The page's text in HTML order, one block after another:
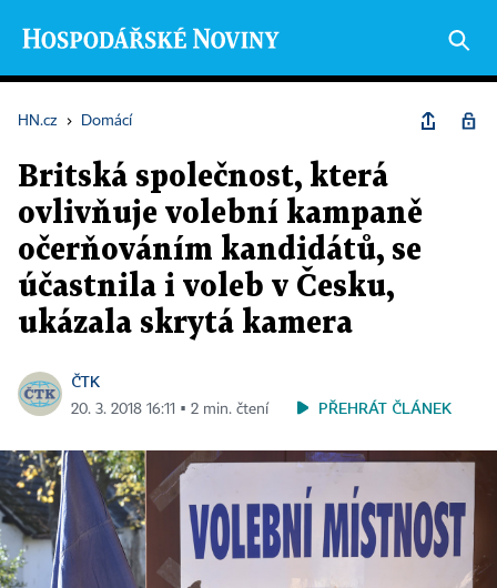
HN.cz › Domácí
Britská společnost, která
ovlivňuje volební kampaně
očerňováním kandidátů, se
účastnila i voleb v Česku,
ukázala skrytá kamera
ČTK
20. 3. 2018 16:11 ▪ 2 min. čtení PŘEHRÁT ČLÁNEK